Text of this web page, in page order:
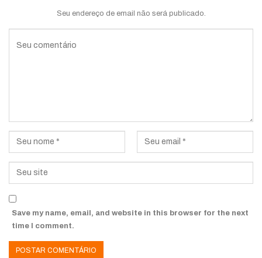
Seu endereço de email não será publicado.
Save my name, email, and website in this browser for the next
time I comment.